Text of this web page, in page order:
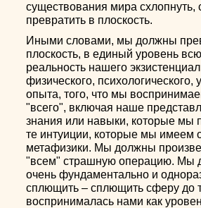
существования мира схлопнуть,
превратить в плоскость.
Иными словами, мы должны
плоскость, в единый уровень
реальность нашего
физического, психологического,
опыта, того, что мы
"всего", включая наше
знания или навыки, которые мы
те интуиции, которые мы имеем
метафизики. Мы должны
"всем" страшную операцию. Мы
очень фундаментально и
сплющить – сплющить сферу до
воспринималась нами как